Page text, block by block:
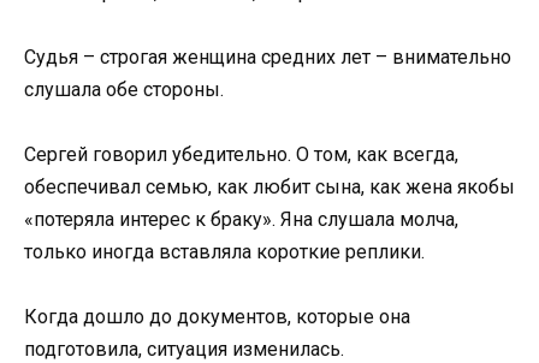
Судья – строгая женщина средних лет – внимательно
слушала обе стороны.
Сергей говорил убедительно. О том, как всегда,
обеспечивал семью, как любит сына, как жена якобы
«потеряла интерес к браку». Яна слушала молча,
только иногда вставляла короткие реплики.
Когда дошло до документов, которые она
подготовила, ситуация изменилась.